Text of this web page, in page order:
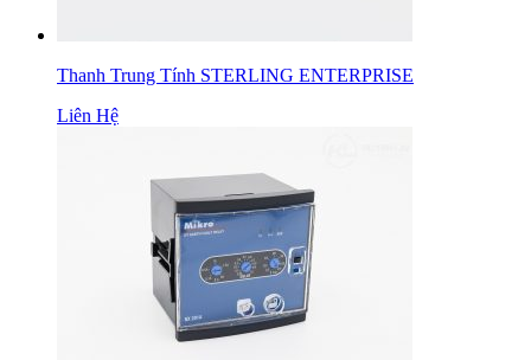
Thanh Trung Tính STERLING ENTERPRISE
Liên Hệ